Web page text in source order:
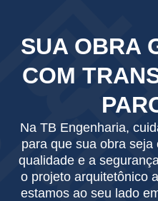
SUA OBRA
COM
Na TB Engenharia,
para que sua obra
qualidade e a
o projeto arquitetônico
estamos ao seu lado